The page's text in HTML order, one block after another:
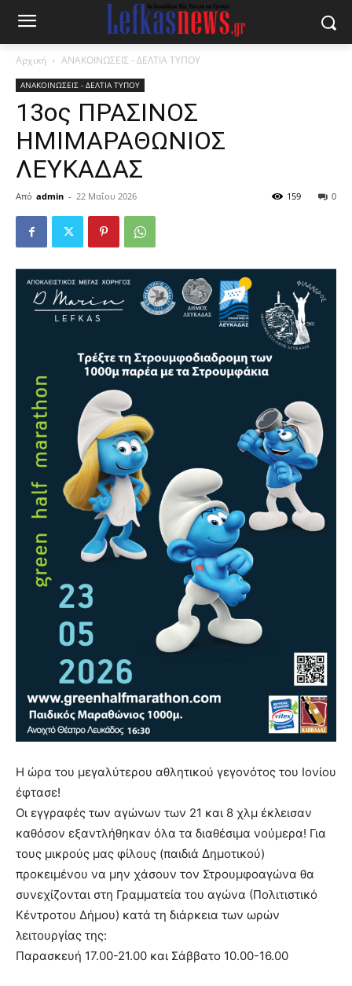
Αρχική ΑΝΑΚΟΙΝΩΣΕΙΣ - ΔΕΛΤΙΑ ΤΥΠΟΥ
ΑΝΑΚΟΙΝΩΣΕΙΣ - ΔΕΛΤΙΑ ΤΥΠΟΥ
13ος ΠΡΑΣΙΝΟΣ
ΗΜΙΜΑΡΑΘΩΝΙΟΣ
ΛΕΥΚΑΔΑΣ
Από admin - 22 Μαΐου 2026 0
159
Η ώρα του μεγαλύτερου αθλητικού γεγονότος του Ιονίου
έφτασε!
Οι εγγραφές των αγώνων των 21 και 8 χλμ έκλεισαν
καθόσον εξαντλήθηκαν όλα τα διαθέσιμα νούμερα! Για
τους μικρούς μας φίλους (παιδιά Δημοτικού)
προκειμένου να μην χάσουν τον Στρουμφοαγώνα θα
συνεχίζονται στη Γραμματεία του αγώνα (Πολιτιστικό
Κέντροτου Δήμου) κατά τη διάρκεια των ωρών
λειτουργίας της:
Παρασκευή 17.00-21.00 και Σάββατο 10.00-16.00